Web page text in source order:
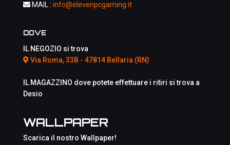
MAIL : info@elevenpcgaming.it
DOVE
IL NEGOZIO si trova
Via Roma, 33B - 47814 Bellaria (RN)
IL MAGAZZINO dove potete effettuare i ritiri si trova a
Desio
WALLPAPER
Scarica il nostro Wallpaper!